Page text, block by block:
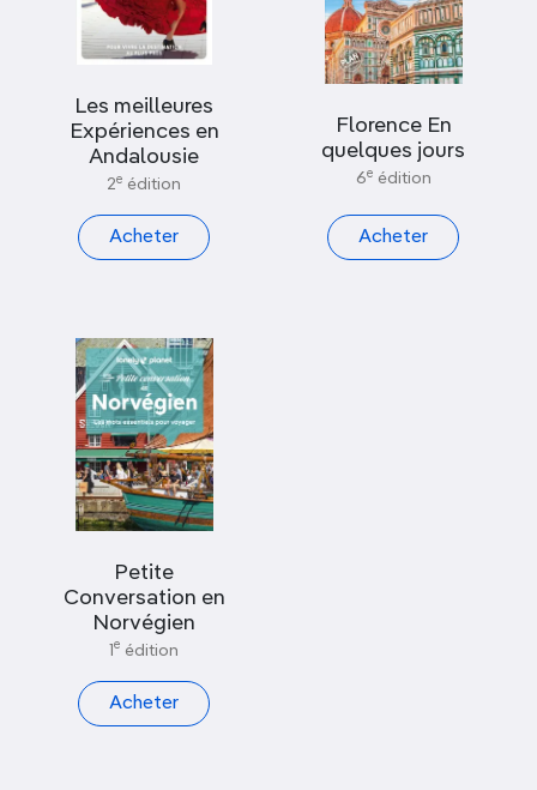
Les meilleures
Expériences en
Andalousie
2e édition
Acheter
Florence En
quelques jours
6e édition
Acheter
Petite
Conversation en
Norvégien
1 e édition
Acheter